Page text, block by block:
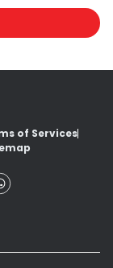
of Services